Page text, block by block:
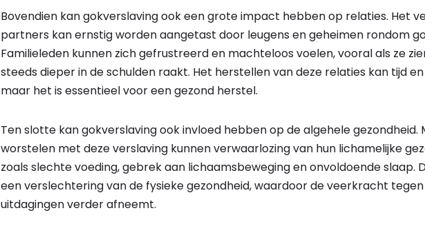
Bovendien kan gokverslaving ook een grote impact hebben op relaties. Het
partners kan ernstig worden aangetast door leugens en geheimen rondom
Familieleden kunnen zich gefrustreerd en machteloos voelen, vooral als ze
steeds dieper in de schulden raakt. Het herstellen van deze relaties kan tijd
maar het is essentieel voor een gezond herstel.
Ten slotte kan gokverslaving ook invloed hebben op de algehele gezondheid.
worstelen met deze verslaving kunnen verwaarlozing van hun lichamelijke
zoals slechte voeding, gebrek aan lichaamsbeweging en onvoldoende slaap.
een verslechtering van de fysieke gezondheid, waardoor de veerkracht
uitdagingen verder afneemt.